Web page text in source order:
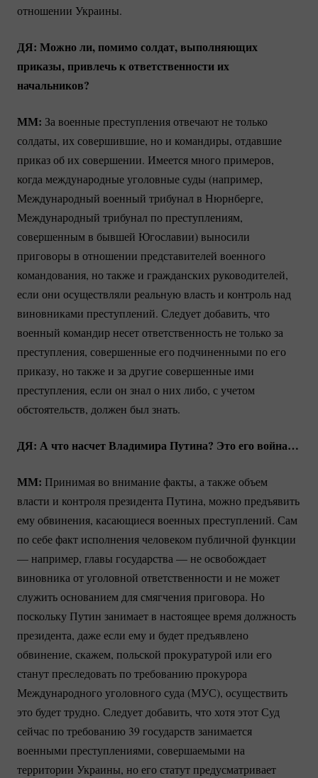
отношении Украины.
ДЯ: Можно ли, помимо солдат, выполняющих
приказы, привлечь к ответственности их
начальников?
ММ: За военные преступления отвечают не только
солдаты, их совершившие, но и командиры, отдавшие
приказ об их совершении. Имеется много примеров,
когда международные уголовные суды (например,
Международный военный трибунал в Нюрнберге,
Международный трибунал по преступлениям,
совершенным в бывшей Югославии) выносили
приговоры в отношении представителей военного
командования, но также и гражданских руководителей,
если они осуществляли реальную власть и контроль над
виновниками преступлений. Следует добавить, что
военный командир несет ответственность не только за
преступления, совершенные его подчиненными по его
приказу, но также и за другие совершенные ими
преступления, если он знал о них либо, с учетом
обстоятельств, должен был знать.
ДЯ: А что насчет Владимира Путина? Это его война…
ММ: Принимая во внимание факты, а также объем
власти и контроля президента Путина, можно предъявить
ему обвинения, касающиеся военных преступлений. Сам
по себе факт исполнения человеком публичной функции
— например, главы государства — не освобождает
виновника от уголовной ответственности и не может
служить основанием для смягчения приговора. Но
поскольку Путин занимает в настоящее время должность
президента, даже если ему и будет предъявлено
обвинение, скажем, польской прокуратурой или его
станут преследовать по требованию прокурора
Международного уголовного суда (МУС), осуществить
это будет трудно. Следует добавить, что хотя этот Суд
сейчас по требованию 39 государств занимается
военными преступлениями, совершаемыми на
территории Украины, но его статут предусматривает